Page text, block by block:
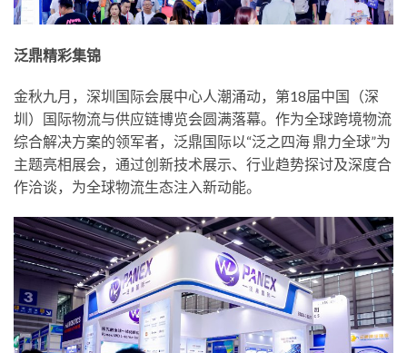
泛鼎精彩集锦
金秋九月，深圳国际会展中心人潮涌动，第18届中国（深
圳）国际物流与供应链博览会圆满落幕。作为全球跨境物流
综合解决方案的领军者，泛鼎国际以“泛之四海 鼎力全球”为
主题亮相展会，通过创新技术展示、行业趋势探讨及深度合
作洽谈，为全球物流生态注入新动能。